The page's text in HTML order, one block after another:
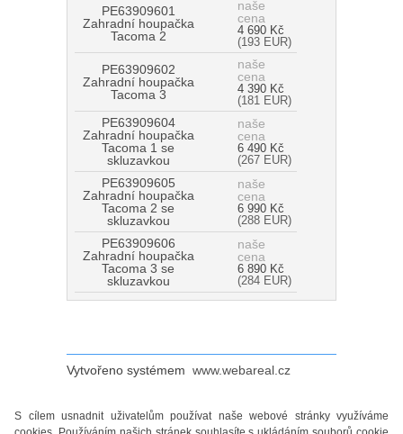
S cílem usnadnit uživatelům používat naše webové stránky využíváme
PE63909601
Zahradní houpačka
Tacoma 2
naše
cena
4 690 Kč
(193 EUR)
PE63909602
Zahradní houpačka
Tacoma 3
naše
cena
4 390 Kč
(181 EUR)
PE63909604
Zahradní houpačka
Tacoma 1 se
skluzavkou
naše
cena
6 490 Kč
(267 EUR)
PE63909605
Zahradní houpačka
Tacoma 2 se
skluzavkou
naše
cena
6 990 Kč
(288 EUR)
PE63909606
Zahradní houpačka
Tacoma 3 se
skluzavkou
naše
cena
6 890 Kč
(284 EUR)
Vytvořeno systémem www.webareal.cz